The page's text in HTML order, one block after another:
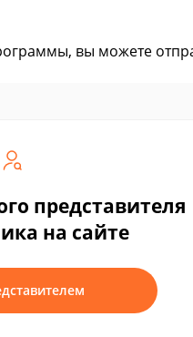
вы можете
представителя
на сайте